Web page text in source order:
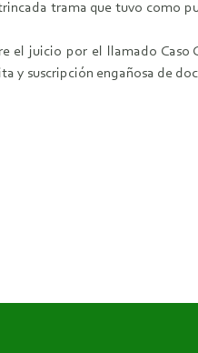
trama que tuvo como
el juicio por el llamado Caso
y suscripción engañosa de